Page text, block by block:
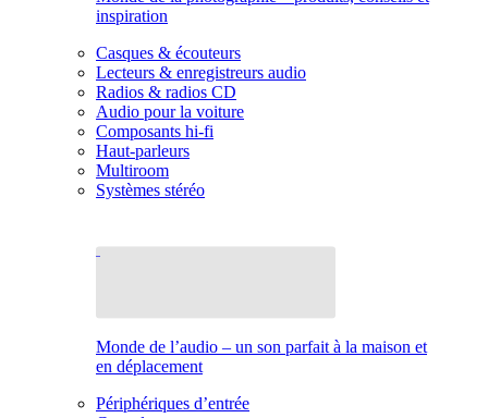
inspiration
Casques & écouteurs
Lecteurs & enregistreurs audio
Radios & radios CD
Audio pour la voiture
Composants hi-fi
Haut-parleurs
Multiroom
Systèmes stéréo
Monde de l’audio – un son parfait à la maison et
en déplacement
Périphériques d’entrée